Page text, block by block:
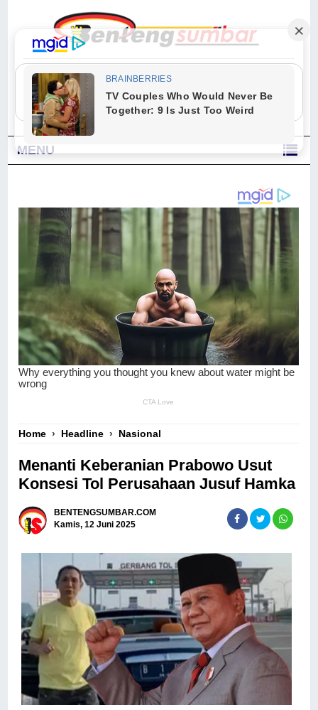
"Sesungguhnya Allah dan para malaikat-Nya berselawat untuk Nabi.
Wahai orang-orang yang beriman, berselawatlah kamu untuk Nabi dan
ucapkanlah salam dengan penuh penghormatan kepadanya." (Qs. Al
Ahzab Ayat 56)
MENU
Home › Headline › Nasional
Menanti Keberanian Prabowo Usut
Konsesi Tol Perusahaan Jusuf Hamka
BENTENGSUMBAR.COM
Kamis, 12 Juni 2025